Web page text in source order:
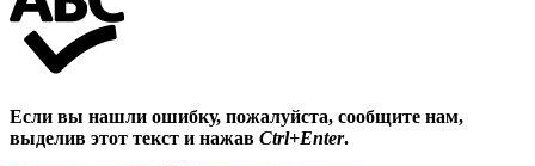
Если вы нашли ошибку, пожалуйста, сообщите нам,
выделив этот текст и нажав Ctrl+Enter.